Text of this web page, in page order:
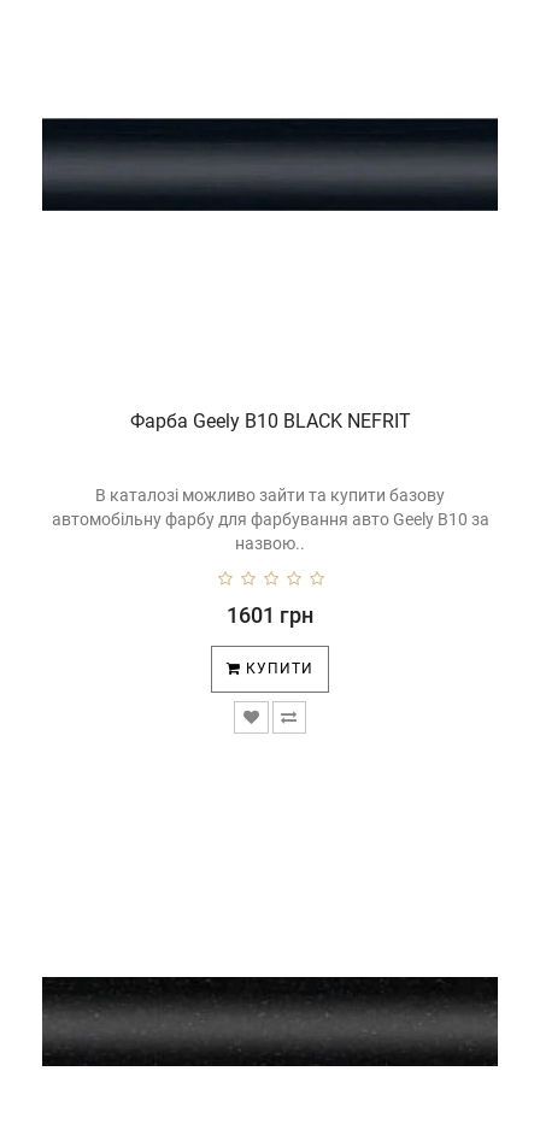
Фарба Geely B10 BLACK NEFRIT
В каталозі можливо зайти та купити базову
автомобільну фарбу для фарбування авто Geely B10 за
назвою..
1601 грн
КУПИТИ